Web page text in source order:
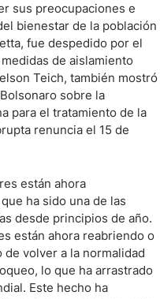
sus preocupaciones e
bienestar de la población
fue despedido por el
de aislamiento
Teich, también mostró
sobre la
para el tratamiento de la
renuncia el 15 de
están ahora
ha sido una de las
desde principios de año.
están ahora reabriendo o
volver a la normalidad
lo que ha arrastrado
Este hecho ha